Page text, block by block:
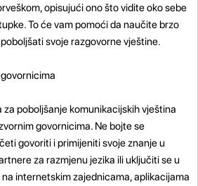
opisujući ono što vidite oko sebe
To će vam pomoći da naučite brzo
svoje razgovorne vještine.
poboljšanje komunikacijskih vještina
govornicima. Ne bojte se
govoriti i primijeniti svoje znanje u
za razmjenu jezika ili uključiti se u
internetskim zajednicama, aplikacijama